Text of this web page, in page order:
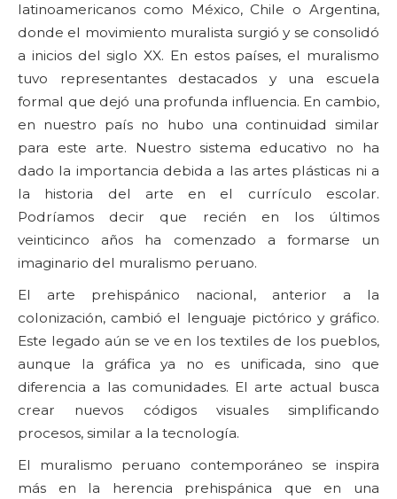
latinoamericanos como México, Chile o Argentina,
donde el movimiento muralista surgió y se consolidó
a inicios del siglo XX. En estos países, el muralismo
tuvo representantes destacados y una escuela
formal que dejó una profunda influencia. En cambio,
en nuestro país no hubo una continuidad similar
para este arte. Nuestro sistema educativo no ha
dado la importancia debida a las artes plásticas ni a
la historia del arte en el currículo escolar.
Podríamos decir que recién en los últimos
veinticinco años ha comenzado a formarse un
imaginario del muralismo peruano.
El arte prehispánico nacional, anterior a la
colonización, cambió el lenguaje pictórico y gráfico.
Este legado aún se ve en los textiles de los pueblos,
aunque la gráfica ya no es unificada, sino que
diferencia a las comunidades. El arte actual busca
crear nuevos códigos visuales simplificando
procesos, similar a la tecnología.
El muralismo peruano contemporáneo se inspira
más en la herencia prehispánica que en una